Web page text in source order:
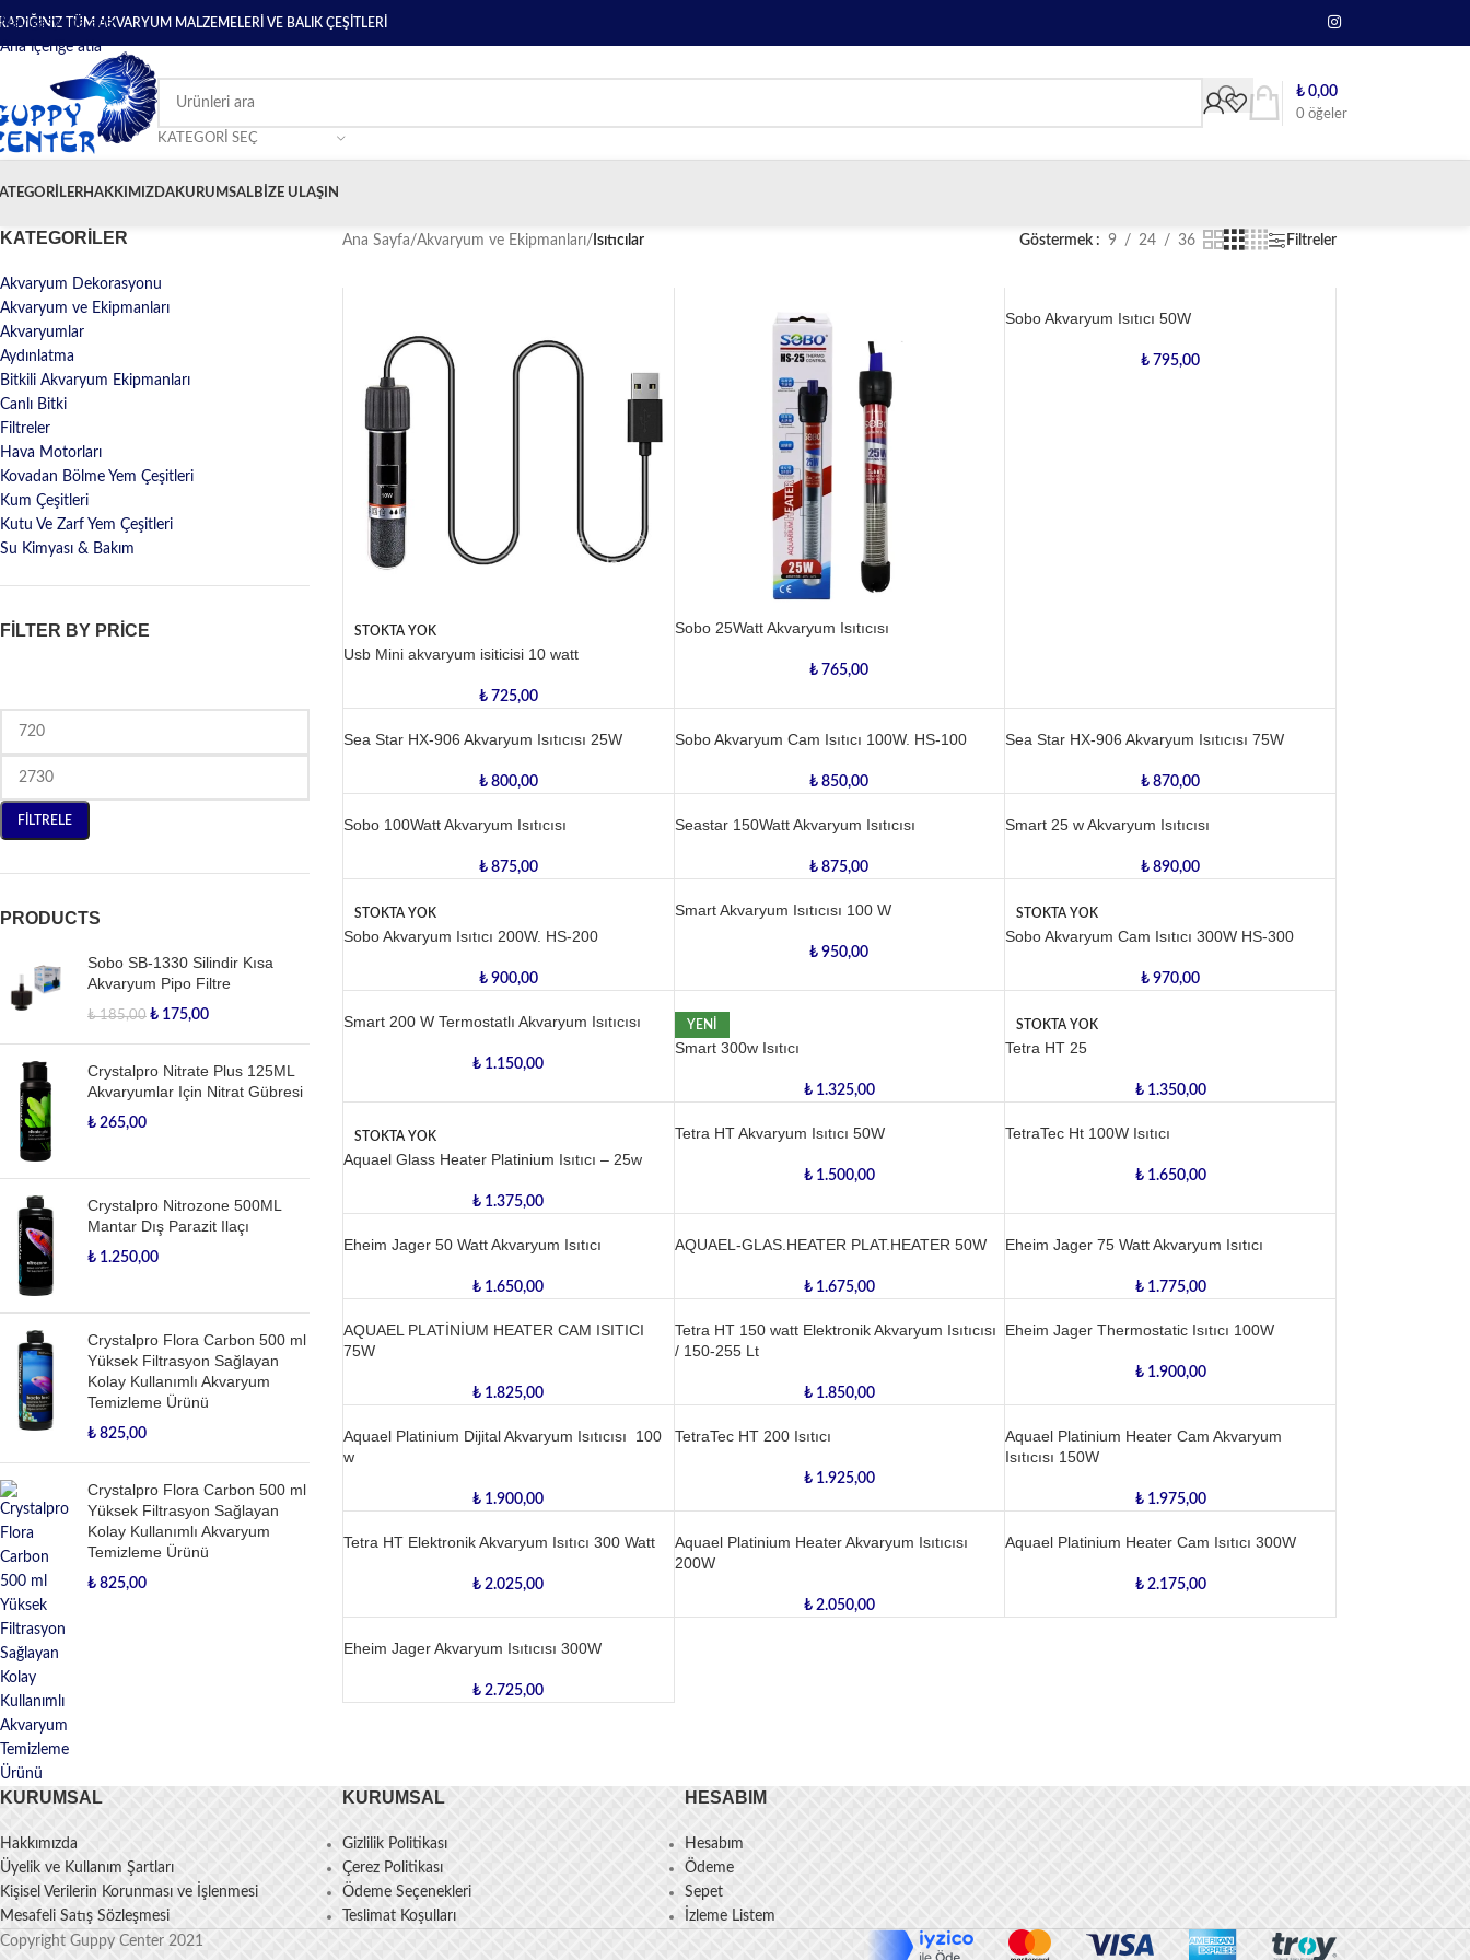
Navigasyona atla
Ana içeriğe atla
TÜM AKVARYUM MALZEMELERİ VE BALIK ÇEŞİTLERİ
KATEGORI SEÇ
0 öğeler
₺ 0,00
HAKKIMIZDAKURUMSALBIZE ULAŞIN
KATEGORİLER
Akvaryum Dekorasyonu
Akvaryum ve Ekipmanları
Akvaryumlar
Aydınlatma
Bitkili Akvaryum Ekipmanları
Canlı Bitki
Filtreler
Hava Motorları
Kovadan Bölme Yem Çeşitleri
Kum Çeşitleri
Kutu Ve Zarf Yem Çeşitleri
Su Kimyası & Bakım
FILTER BY PRICE
FILTRELE
PRODUCTS
Sobo SB-1330 Silindir Kısa
Akvaryum Pipo Filtre
₺185,00 ₺ 175,00
Crystalpro Nitrate Plus 125ML
Akvaryumlar Için Nitrat Gübresi
₺ 265,00
Crystalpro Nitrozone 500ML
Mantar Dış Parazit Ilaçı
₺ 1.250,00
Crystalpro Flora Carbon 500 ml
Yüksek Filtrasyon Sağlayan
Kolay Kullanımlı Akvaryum
Temizleme Ürünü
₺ 825,00
Crystalpro Flora Carbon 500 ml
Yüksek Filtrasyon Sağlayan
Kolay Kullanımlı Akvaryum
Temizleme Ürünü
₺ 825,00
Ana Sayfa/Akvaryum ve Ekipmanları/ Isıtıcılar Göstermek 9 24 36 Filtreler
STOKTA YOK
Usb Mini akvaryum isiticisi 10 watt
₺725,00
Sobo 25Watt Akvaryum Isıtıcısı
₺ 765,00
Sobo Akvaryum Isıtıcı 50W
₺ 795,00
Sea Star HX-906 Akvaryum Isıtıcısı 25W
₺800,00
Sobo Akvaryum Cam Isıtıcı 100W. HS-100
₺ 850,00
Sea Star HX-906 Akvaryum Isıtıcısı 75W
₺ 870,00
Sobo 100Watt Akvaryum Isıtıcısı
₺875,00
Seastar 150Watt Akvaryum Isıtıcısı
₺ 875,00
Smart 25 w Akvaryum Isıtıcısı
₺ 890,00
STOKTA YOK
Sobo Akvaryum Isıtıcı 200W. HS-200
₺900,00
Smart Akvaryum Isıtıcısı 100 W
₺ 950,00
STOKTA YOK
Sobo Akvaryum Cam Isıtıcı 300W HS-300
₺ 970,00
Smart 200 W Termostatlı Akvaryum Isıtıcısı
₺ 1.150,00
YENI
Smart 300w Isıtıcı
₺1.325,00
STOKTA YOK
Tetra HT 25
₺1.350,00
STOKTA YOK
Aquael Glass Heater Platinium Isıtıcı – 25w
₺ 1.375,00
Tetra HT Akvaryum Isıtıcı 50W
₺1.500,00
TetraTec Ht 100W Isıtıcı
₺1.650,00
Eheim Jager 50 Watt Akvaryum Isıtıcı
₺ 1.650,00
AQUAEL-GLAS.HEATER PLAT.HEATER 50W
₺1.675,00
Eheim Jager 75 Watt Akvaryum Isıtıcı
₺1.775,00
AQUAEL PLATİNİUM HEATER CAM ISITICI
75W
₺ 1.825,00
Tetra HT 150 watt Elektronik Akvaryum Isıtıcısı
/ 150-255 Lt
₺1.850,00
Eheim Jager Thermostatic Isıtıcı 100W
₺1.900,00
Aquael Platinium Dijital Akvaryum Isıtıcısı 100
w
₺ 1.900,00
TetraTec HT 200 Isıtıcı
₺1.925,00
Aquael Platinium Heater Cam Akvaryum
Isıtıcısı 150W
₺1.975,00
Tetra HT Elektronik Akvaryum Isıtıcı 300 Watt
₺ 2.025,00
Aquael Platinium Heater Akvaryum Isıtıcısı
200W
₺2.050,00
Aquael Platinium Heater Cam Isıtıcı 300W
₺2.175,00
Eheim Jager Akvaryum Isıtıcısı 300W
₺ 2.725,00
KURUMSAL
Hakkımızda
Üyelik ve Kullanım Şartları
Kişisel Verilerin Korunması ve İşlenmesi
Mesafeli Satış Sözleşmesi
KURUMSAL
Gizlilik Politikası
Çerez Politikası
Ödeme Seçenekleri
Teslimat Koşulları
HESABIM
Hesabım
Ödeme
Sepet
İzleme Listem
Copyright Guppy Center 2021